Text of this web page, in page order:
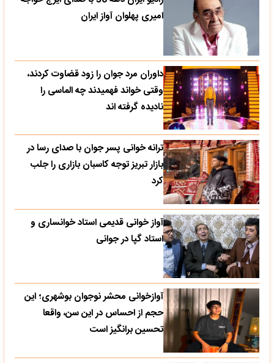
امیری پهلوان آواز ایران
داوران مرد جوان را زود قضاوت کردند،
وقتی خواند فهمیدند چه الماسی را
نادیده گرفته اند
ترانه خوانی پسر جوان با صدای رسا در
بازار تبریز توجه کاسبان بازاری را جلب
کرد
آواز خوانی قدیمی استاد خوانساری و
استاد گپا در جوانی
آوازخوانی محشر نوجوان بوشهری؛ این
حجم از احساس در این سن، واقعا
تحسین‌ برانگیز است